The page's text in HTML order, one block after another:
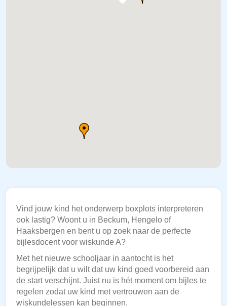
Vind jouw kind het onderwerp boxplots interpreteren
ook lastig? Woont u in Beckum, Hengelo of
Haaksbergen en bent u op zoek naar de perfecte
bijlesdocent voor wiskunde A?
Met het nieuwe schooljaar in aantocht is het
begrijpelijk dat u wilt dat uw kind goed voorbereid aan
de start verschijnt. Juist nu is hét moment om bijles te
regelen zodat uw kind met vertrouwen aan de
wiskundelessen kan beginnen.